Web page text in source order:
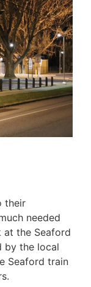
their
needed
the Seaford
by the local
Seaford train